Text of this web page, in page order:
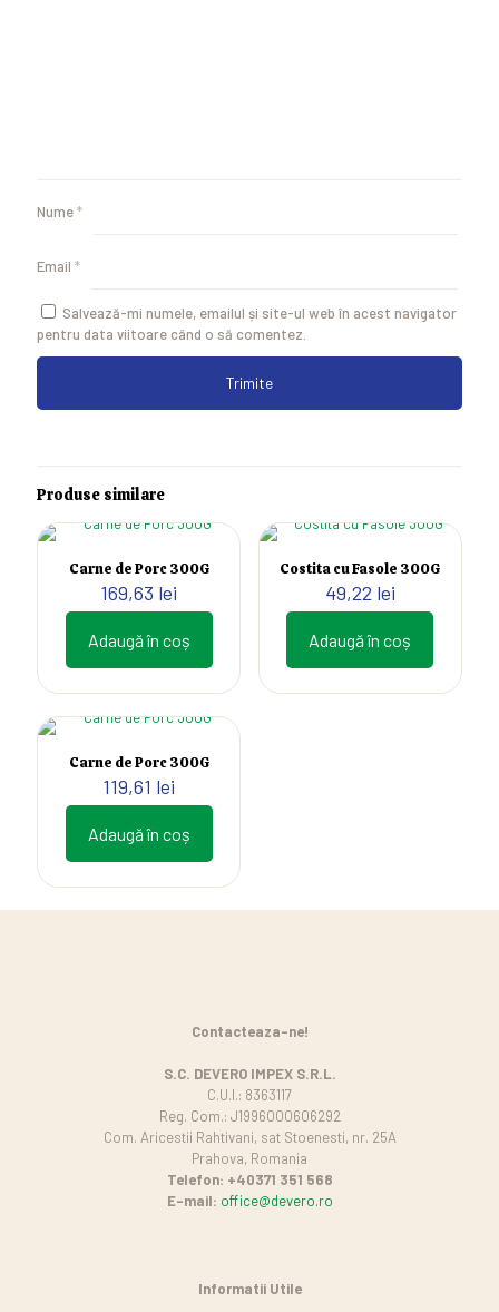
Nume*
Email *
Salvează-mi numele, emailul și site-ul web în acest navigator
pentru data viitoare când o să comentez.
Produse similare
Carne de Porc 300G
169,63 lei
Adaugă în coș
Costita cu Fasole 300G
49,22 lei
Adaugă în coș
Carne de Porc 300G
119,61 lei
Adaugă în coș
Contacteaza-ne!
S.C. DEVERO IMPEX S.R.L.
C.U.I.: 8363117
Reg. Com.: J1996000606292
Com. Aricestii Rahtivani, sat Stoenesti, nr. 25A
Prahova, Romania
Telefon: +40371 351 568
E-mail: office@devero.ro
Informatii Utile